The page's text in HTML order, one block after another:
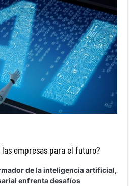
empresas para el futuro?
de la inteligencia artificial,
enfrenta desafíos